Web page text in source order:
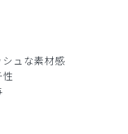
45kg以下
め
ュな素材感